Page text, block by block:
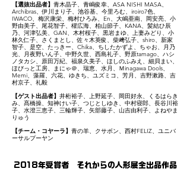
【選抜出品者】 青木晶子、青嶋俊幸、ASA NISHI MASA、
Archibras、伊川まり子、池谷基、今里ろむ、iroiro7色、
IWACO、梅沢康栄、梅村ひろみ、En、大嶋亜南、岡安亮、小
野由美子、尾花智子、櫂広海、柏山節子、KANA、髪結ひ辰
乃、河津弘美、GAN、木村桜子、黒岩まゆ、上妻みどり、小
林久仁子、さくまとし、佐々木英俊、柴﨑弘子、shiro、新家
智子、是空、たっきー、Chika、ちしたかずよ、ちゃお、月乃
光、月夜野いん子、中野久世、西島礼子、野原tamago、ハシ
ノタカシ、原田万紀、福泉久美子、ほしのふみえ、細貝まい、
ほびっと工房、まにゃ＠、瑞恵、水月、Ｍinagawa Dools、
Memi、藻羅、六花、ゆきち、ユズミコ、芳月、吉野漱路、吉
村京子、礼毅
【ゲスト出品者】 井桁裕子、上野延子、岡田好永、くるはらき
み、髙橋操、知神けい子、つじとしゆき、中村寝郎、長谷川裕
子、水澄三恵子、三輪輝子、矢部藤子、山吉由利子、よねやま
りゅう
【チーム・コヤーラ】 青の羊、クサボン、西村FELIZ、ユニバ
ーサルプーヤン
2018年受賞者 それからの人形展全出品作品